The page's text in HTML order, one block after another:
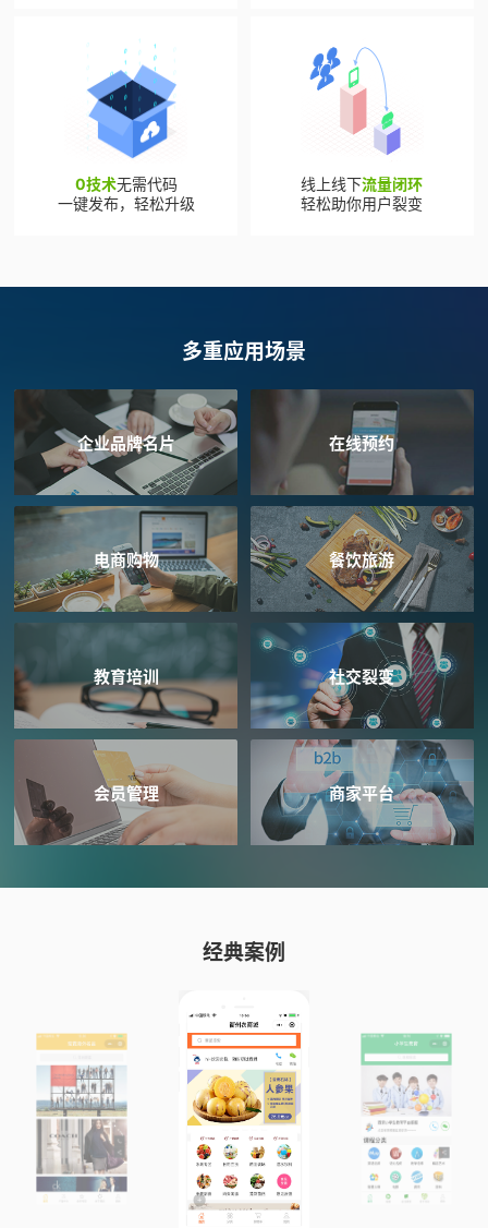
0技术无需代码
一键发布，轻松升级
线上线下流量闭环
轻松助你用户裂变
多重应用场景
企业品牌名片 在线预约
电商购物 餐饮旅游
教育培训 社交裂变
会员管理 商家平台
经典案例